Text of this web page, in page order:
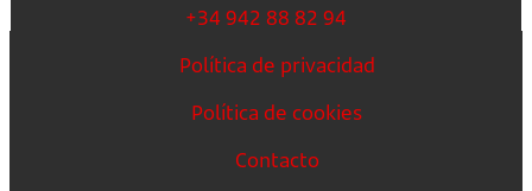
+34 942 88 82 94
Política de privacidad
Política de cookies
Contacto